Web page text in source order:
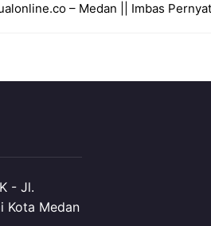
– Medan || Imbas
- Jl.
Kota Medan